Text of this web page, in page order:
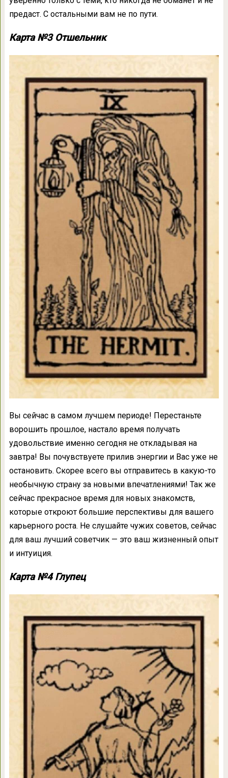
предаст. С остальными вам не по пути.
Карта №3 Отшельник
Вы сейчас в самом лучшем периоде! Перестаньте
ворошить прошлое, настало время получать
удовольствие именно сегодня не откладывая на
завтра! Вы почувствуете прилив энергии и Вас уже не
остановить. Скорее всего вы отправитесь в какую-то
необычную страну за новыми впечатлениями! Так же
сейчас прекрасное время для новых знакомств,
которые откроют большие перспективы для вашего
карьерного роста. Не слушайте чужих советов, сейчас
для ваш лучший советчик — это ваш жизненный опыт
и интуиция.
Карта №4 Глупец